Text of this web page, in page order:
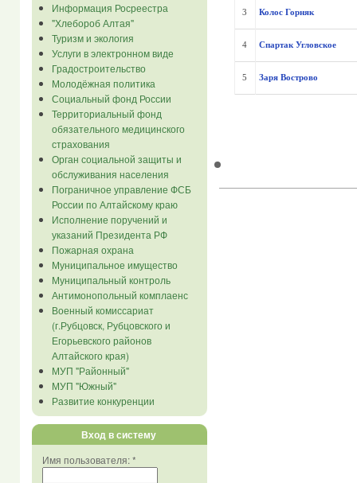
Информация Росреестра
"Хлебороб Алтая"
Туризм и экология
Услуги в электронном виде
Градостроительство
Молодёжная политика
Социальный фонд России
Территориальный фонд
обязательного медицинского
страхования
Орган социальной защиты и
обслуживания населения
Пограничное управление ФСБ
России по Алтайскому краю
Исполнение поручений и
указаний Президента РФ
Пожарная охрана
Муниципальное имущество
Муниципальный контроль
Антимонопольный комплаенс
Военный комиссариат
(г.Рубцовск, Рубцовского и
Егорьевского районов
Алтайского края)
МУП "Районный"
МУП "Южный"
Развитие конкуренции
Вход в систему
Имя пользователя:*
3 Колос Горняк
4 Спартак Угловское
5 Заря Вострово